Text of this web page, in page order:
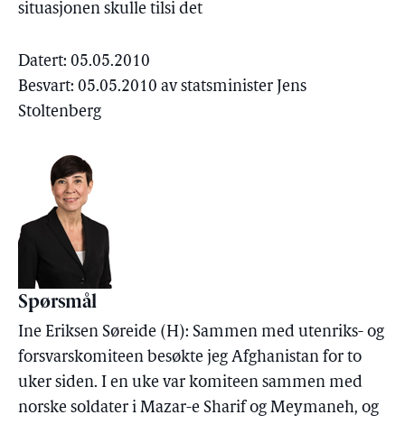
situasjonen skulle tilsi det
Datert: 05.05.2010
Besvart: 05.05.2010 av statsminister Jens
Stoltenberg
Spørsmål
Ine Eriksen Søreide (H): Sammen med utenriks- og
forsvarskomiteen besøkte jeg Afghanistan for to
uker siden. I en uke var komiteen sammen med
norske soldater i Mazar-e Sharif og Meymaneh, og